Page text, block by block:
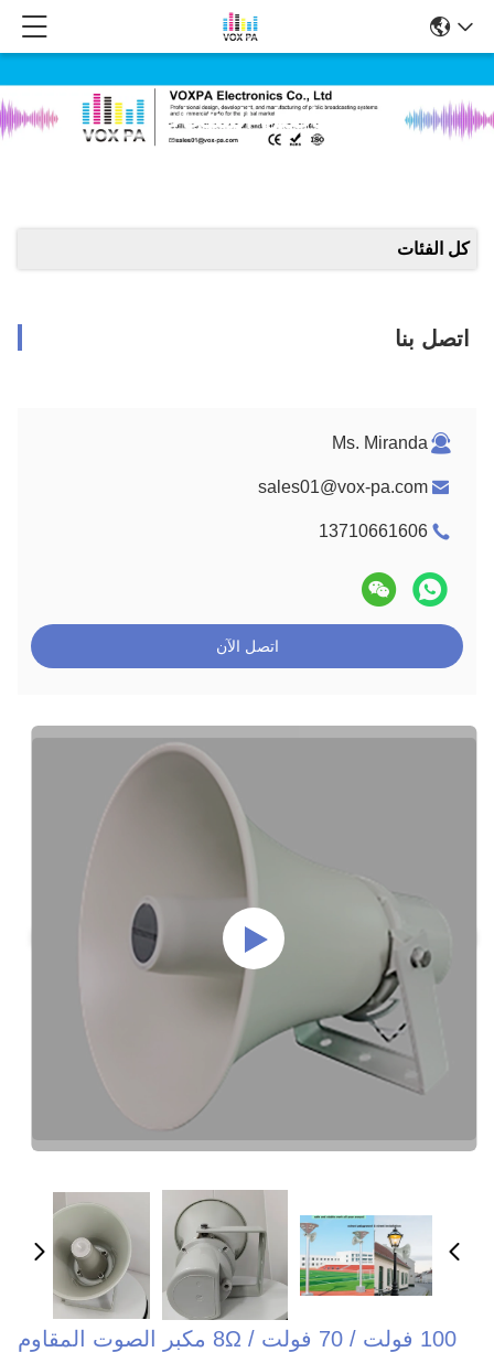
تفاصيل المنتجات
كل الفئات
اتصل بنا
Ms. Miranda
sales01@vox-pa.com
13710661606
اتصل الآن
100 فولت / 70 فولت / 8Ω مكبر الصوت المقاوم